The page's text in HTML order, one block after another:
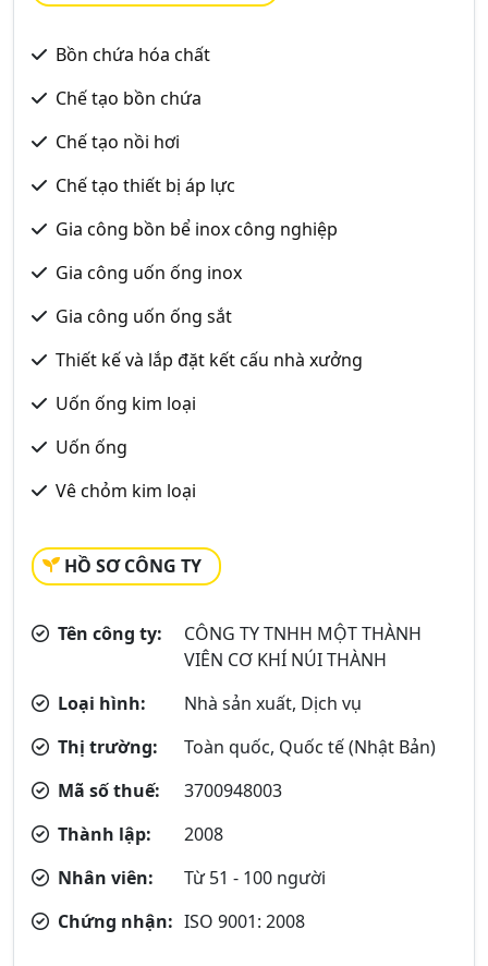
Bồn chứa hóa chất
Chế tạo bồn chứa
Chế tạo nồi hơi
Chế tạo thiết bị áp lực
Gia công bồn bể inox công nghiệp
Gia công uốn ống inox
Gia công uốn ống sắt
Thiết kế và lắp đặt kết cấu nhà xưởng
Uốn ống kim loại
Uốn ống
Vê chỏm kim loại
HỒ SƠ CÔNG TY
Tên công ty:
CÔNG TY TNHH MỘT THÀNH
VIÊN CƠ KHÍ NÚI THÀNH
Loại hình:
Nhà sản xuất, Dịch vụ
Thị trường:
Toàn quốc, Quốc tế (Nhật Bản)
Mã số thuế:
3700948003
Thành lập:
2008
Nhân viên:
Từ 51 - 100 người
Chứng nhận: ISO 9001: 2008